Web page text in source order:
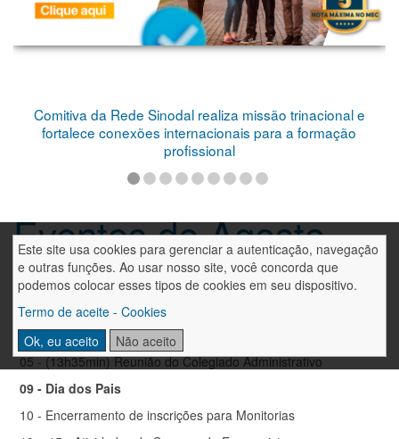
Este site usa cookies para gerenciar a autenticação, navegação
e outras funções. Ao usar nosso site, você concorda que
podemos colocar esses tipos de cookies em seu dispositivo.
Termo de aceite - Cookies
Ok, eu aceito
Não aceito
Comitiva da Rede Sinodal realiza missão trinacional e
fortalece conexões internacionais para a formação
profissional
Eventos de Agosto
30/07 a 07/08 - Período destinado ao ajuste de matrículas para
o 2º semestre de 2026
04 - (19h15min) Reunião do Conselho de Ensino – CFJL
FAHOR
05 - (13h35min) Reunião do Colegiado Administrativo
09 - Dia dos Pais
10 - Encerramento de inscrições para Monitorias